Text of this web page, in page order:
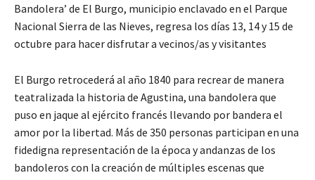
Bandolera’ de El Burgo, municipio enclavado en el Parque
Nacional Sierra de las Nieves, regresa los días 13, 14 y 15 de
octubre para hacer disfrutar a vecinos/as y visitantes
El Burgo retrocederá al año 1840 para recrear de manera
teatralizada la historia de Agustina, una bandolera que
puso en jaque al ejército francés llevando por bandera el
amor por la libertad. Más de 350 personas participan en una
fidedigna representación de la época y andanzas de los
bandoleros con la creación de múltiples escenas que